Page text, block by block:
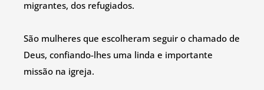
migrantes, dos refugiados.
São mulheres que escolheram seguir o chamado de
Deus, confiando-lhes uma linda e importante
missão na igreja.